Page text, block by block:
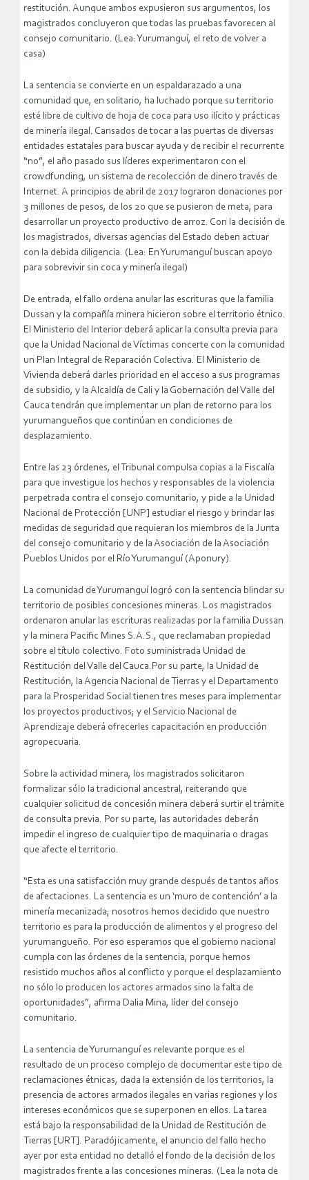
restitución. Aunque ambos expusieron sus argumentos, los
magistrados concluyeron que todas las pruebas favorecen al
consejo comunitario. (Lea: Yurumanguí, el reto de volver a
casa)
La sentencia se convierte en un espaldarazado a una
comunidad que, en solitario, ha luchado porque su territorio
esté libre de cultivo de hoja de coca para uso ilícito y prácticas
de minería ilegal. Cansados de tocar a las puertas de diversas
entidades estatales para buscar ayuda y de recibir el recurrente
“no”, el año pasado sus líderes experimentaron con el
crowdfunding, un sistema de recolección de dinero través de
Internet. A principios de abril de 2017 lograron donaciones por
3 millones de pesos, de los 20 que se pusieron de meta, para
desarrollar un proyecto productivo de arroz. Con la decisión de
los magistrados, diversas agencias del Estado deben actuar
con la debida diligencia. (Lea: En Yurumanguí buscan apoyo
para sobrevivir sin coca y minería ilegal)
De entrada, el fallo ordena anular las escrituras que la familia
Dussan y la compañía minera hicieron sobre el territorio étnico.
El Ministerio del Interior deberá aplicar la consulta previa para
que la Unidad Nacional de Víctimas concerte con la comunidad
un Plan Integral de Reparación Colectiva. El Ministerio de
Vivienda deberá darles prioridad en el acceso a sus programas
de subsidio, y la Alcaldía de Cali y la Gobernación del Valle del
Cauca tendrán que implementar un plan de retorno para los
yurumangueños que continúan en condiciones de
desplazamiento.
Entre las 23 órdenes, el Tribunal compulsa copias a la Fiscalía
para que investigue los hechos y responsables de la violencia
perpetrada contra el consejo comunitario, y pide a la Unidad
Nacional de Protección [UNP] estudiar el riesgo y brindar las
medidas de seguridad que requieran los miembros de la Junta
del consejo comunitario y de la Asociación de la Asociación
Pueblos Unidos por el Río Yurumanguí (Aponury).
La comunidad de Yurumanguí logró con la sentencia blindar su
territorio de posibles concesiones mineras. Los magistrados
ordenaron anular las escrituras realizadas por la familia Dussan
y la minera Pacific Mines S.A.S., que reclamaban propiedad
sobre el título colectivo. Foto suministrada Unidad de
Restitución del Valle del Cauca.Por su parte, la Unidad de
Restitución, la Agencia Nacional de Tierras y el Departamento
para la Prosperidad Social tienen tres meses para implementar
los proyectos productivos; y el Servicio Nacional de
Aprendizaje deberá ofrecerles capacitación en producción
agropecuaria.
Sobre la actividad minera, los magistrados solicitaron
formalizar sólo la tradicional ancestral, reiterando que
cualquier solicitud de concesión minera deberá surtir el trámite
de consulta previa. Por su parte, las autoridades deberán
impedir el ingreso de cualquier tipo de maquinaria o dragas
que afecte el territorio.
“Esta es una satisfacción muy grande después de tantos años
de afectaciones. La sentencia es un ‘muro de contención’ a la
minería mecanizada; nosotros hemos decidido que nuestro
territorio es para la producción de alimentos y el progreso del
yurumangueño. Por eso esperamos que el gobierno nacional
cumpla con las órdenes de la sentencia, porque hemos
resistido muchos años al conflicto y porque el desplazamiento
no sólo lo producen los actores armados sino la falta de
oportunidades”, afirma Dalia Mina, líder del consejo
comunitario.
La sentencia de Yurumanguí es relevante porque es el
resultado de un proceso complejo de documentar este tipo de
reclamaciones étnicas, dada la extensión de los territorios, la
presencia de actores armados ilegales en varias regiones y los
intereses económicos que se superponen en ellos. La tarea
está bajo la responsabilidad de la Unidad de Restitución de
Tierras [URT]. Paradójicamente, el anuncio del fallo hecho
ayer por esta entidad no detalló el fondo de la decisión de los
magistrados frente a las concesiones mineras. (Lea la nota de